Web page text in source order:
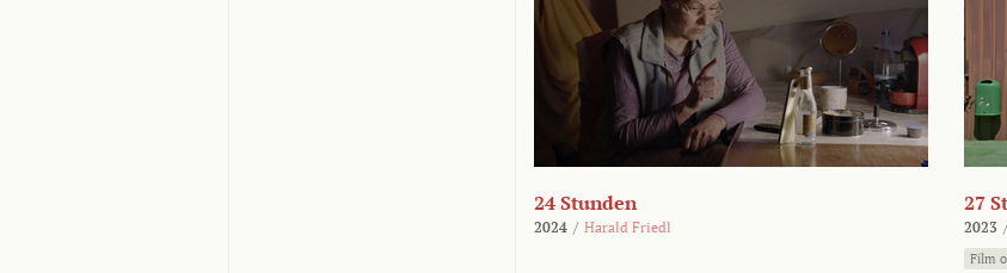
24 Stunden
2024 / Harald Friedl
27
2023
Film